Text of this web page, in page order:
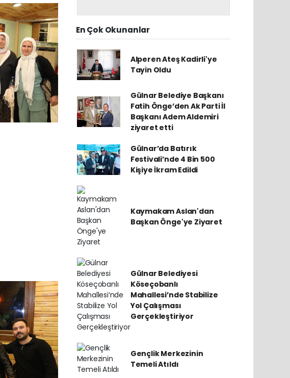
En Çok Okunanlar
Alperen Ateş Kadirli'ye
Tayin Oldu
Gülnar Belediye Başkanı
Fatih Önge’den Ak Parti İl
Başkanı Adem Aldemiri
ziyaret etti
Gülnar’da Batırık
Festivali’nde 4 Bin 500
Kişiye İkram Edildi
Kaymakam Aslan'dan
Başkan Önge'ye Ziyaret
Gülnar Belediyesi
Köseçobanlı
Mahallesi’nde Stabilize
Yol Çalışması
Gerçekleştiriyor
Gençlik Merkezinin
Temeli Atıldı